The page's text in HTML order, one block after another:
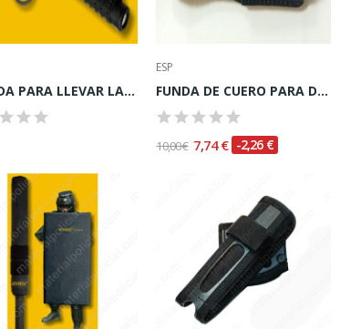
CUERDA PARA LLEVAR LA DEFENSA AGARRADA EN LA...
ESP
FUNDA DE CUERO PARA DEFENSA RÍGIDA O SEMIRRIGIDA
10,00 € 7,74 € -2,26 €